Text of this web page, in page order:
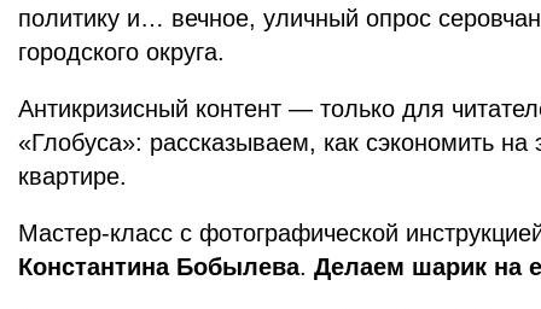
политику и… вечное, уличный опрос
городского округа.
Антикризисный контент — только для
«Глобуса»: рассказываем, как сэкономить на
квартире.
Мастер-класс с фотографической
Константина Бобылева. Делаем шарик на